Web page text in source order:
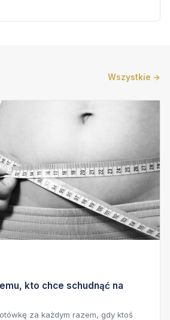
Wszystkie →
kto chce schudnąć na
za każdym razem, gdy ktoś